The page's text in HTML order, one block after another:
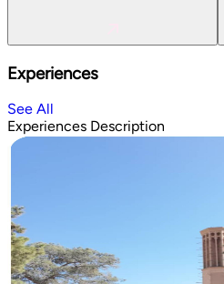
Experiences
See All
Experiences Description